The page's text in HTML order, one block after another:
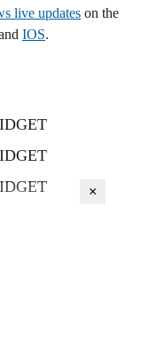
live updates on the
IOS.
×